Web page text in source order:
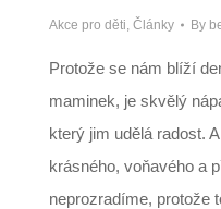
Akce pro děti Články By
Protože se nám blíží
maminek, je skvělý
který jim udělá radost.
krásného, voňavého a
neprozradíme, protože